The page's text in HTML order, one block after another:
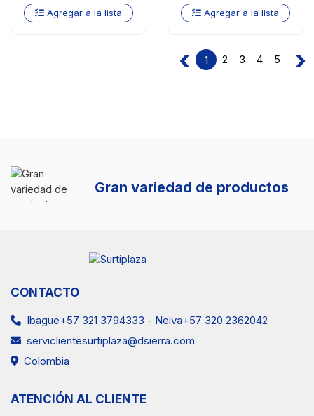
Agregar a la lista Agregar a la lista
‹ 1 2 3 4 5 ›
Gran variedad de productos
CONTACTO
Ibague+57 321 3794333 - Neiva+57 320 2362042
serviclientesurtiplaza@dsierra.com
Colombia
ATENCIÓN AL CLIENTE